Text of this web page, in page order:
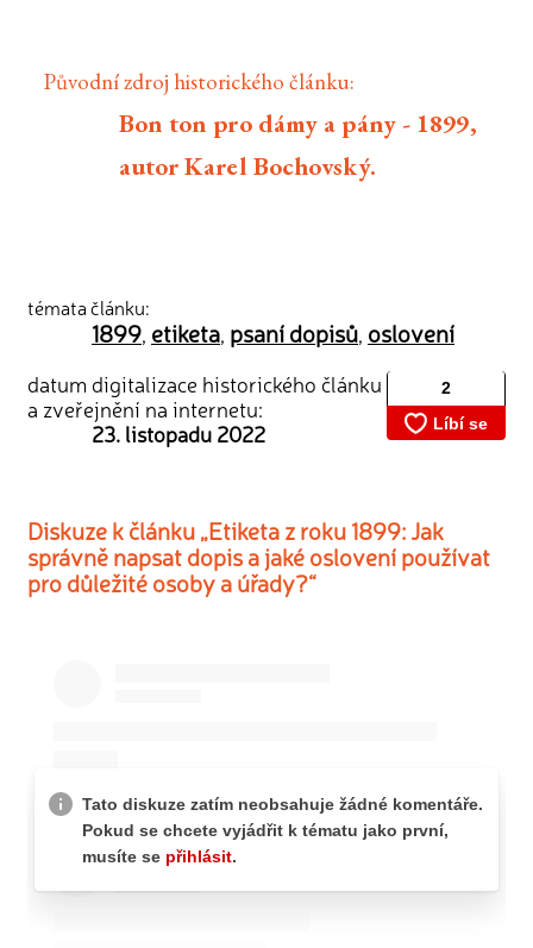
Původní zdroj historického článku:
Bon ton pro dámy a pány - 1899,
autor Karel Bochovský.
témata článku:
1899, etiketa, psaní dopisů, oslovení
datum digitalizace historického článku
a zveřejnění na internetu:
23. listopadu 2022
Diskuze k článku „Etiketa z roku 1899: Jak
správně napsat dopis a jaké oslovení používat
pro důležité osoby a úřady?“